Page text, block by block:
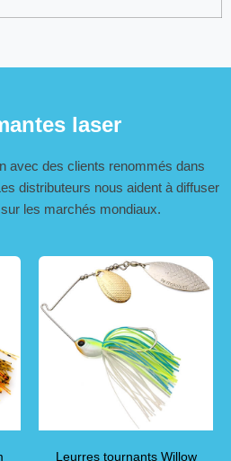
laser
avec des clients renommés dans
distributeurs nous aident à diffuser
les marchés mondiaux.
Leurres tournants Willow